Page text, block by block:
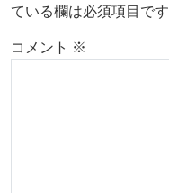
ている欄は必須項目です
コメント ※